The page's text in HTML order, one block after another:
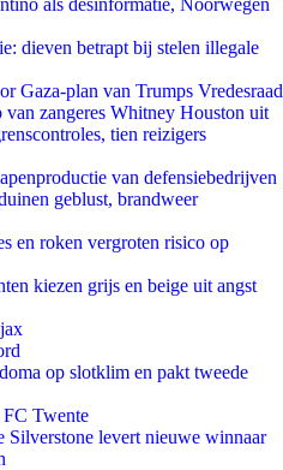
als desinformatie, Noorwegen
dieven betrapt bij stelen illegale
Gaza-plan van Trumps Vredesraad
zangeres Whitney Houston uit
tien reizigers
van defensiebedrijven
geblust, brandweer
en roken vergroten risico op
kiezen grijs en beige uit angst
op slotklim en pakt tweede
FC Twente
Silverstone levert nieuwe winnaar